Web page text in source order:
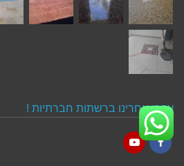
עקבו אחרינו ברשתות חברתיות !